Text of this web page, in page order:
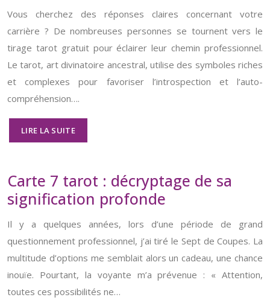
Vous cherchez des réponses claires concernant votre
carrière ? De nombreuses personnes se tournent vers le
tirage tarot gratuit pour éclairer leur chemin professionnel.
Le tarot, art divinatoire ancestral, utilise des symboles riches
et complexes pour favoriser l’introspection et l’auto-
compréhension….
LIRE LA SUITE
Carte 7 tarot : décryptage de sa
signification profonde
Il y a quelques années, lors d’une période de grand
questionnement professionnel, j’ai tiré le Sept de Coupes. La
multitude d’options me semblait alors un cadeau, une chance
inouïe. Pourtant, la voyante m’a prévenue : « Attention,
toutes ces possibilités ne…